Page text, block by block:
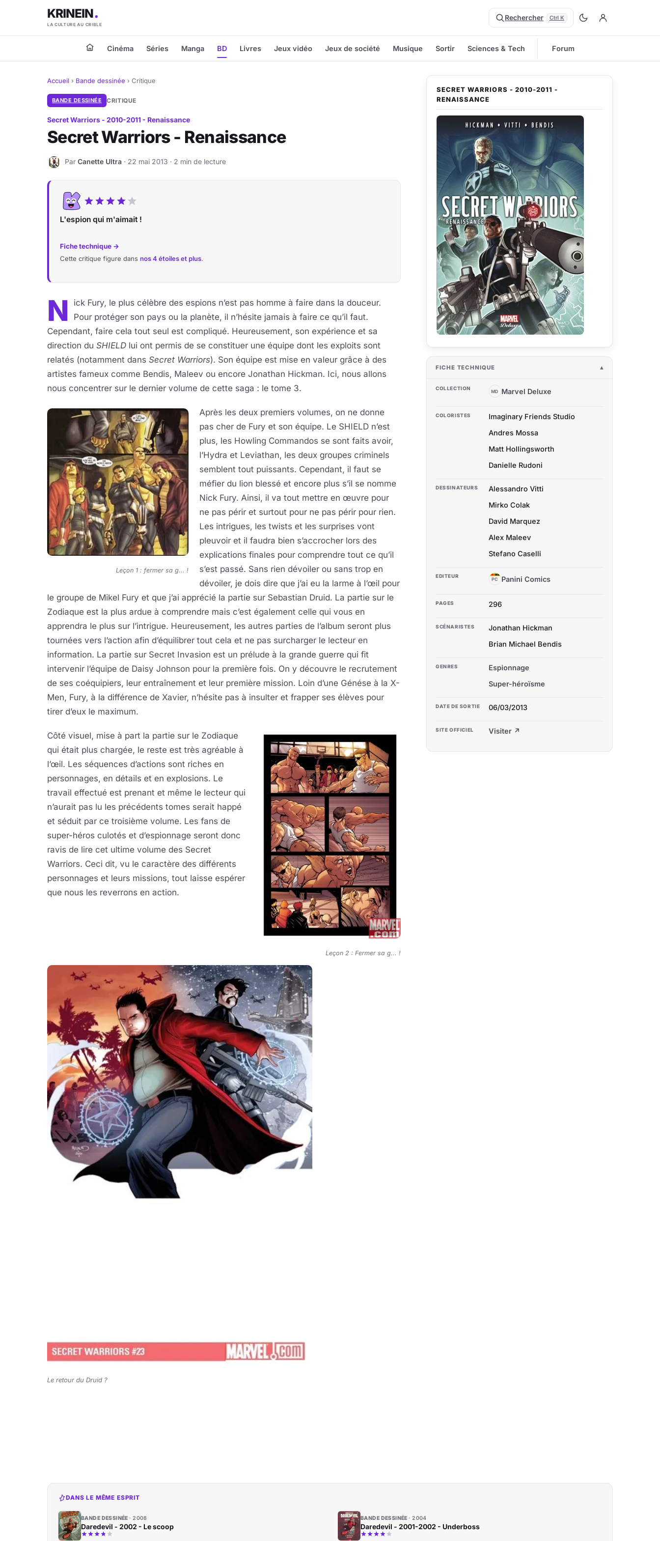
KRINEIN
LA CULTURE AU CRIBLE
Rechercher Ctrl K
Cinéma Séries Manga BD Livres Jeux vidéo Jeux de société Musique Sortir Sciences & Tech Forum
Accueil › Bande dessinée › Critique
BANDE DESSINÉE CRITIQUE
Secret Warriors - 2010-2011 - Renaissance
Secret Warriors - Renaissance
C Par Canette Ultra · 22 mai 2013 · 2 min de lecture
L'espion qui m'aimait !
Fiche technique →
Cette critique figure dans nos 4 étoiles et plus.
N
ick Fury, le plus célèbre des espions n’est pas homme à faire dans la douceur.
Pour protéger son pays ou la planète, il n’hésite jamais à faire ce qu’il faut.
Cependant, faire cela tout seul est compliqué. Heureusement, son expérience et sa
direction du SHIELD lui ont permis de se constituer une équipe dont les exploits sont
relatés (notamment dans Secret Warriors). Son équipe est mise en valeur grâce à des
artistes fameux comme Bendis, Maleev ou encore Jonathan Hickman. Ici, nous allons
nous concentrer sur le dernier volume de cette saga : le tome 3.
Leçon 1 : fermer sa g... !
Après les deux premiers volumes, on ne donne
pas cher de Fury et son équipe. Le SHIELD n’est
plus, les Howling Commandos se sont faits avoir,
l’Hydra et Leviathan, les deux groupes criminels
semblent tout puissants. Cependant, il faut se
méfier du lion blessé et encore plus s’il se nomme
Nick Fury. Ainsi, il va tout mettre en œuvre pour
ne pas périr et surtout pour ne pas périr pour rien.
Les intrigues, les twists et les surprises vont
pleuvoir et il faudra bien s’accrocher lors des
explications finales pour comprendre tout ce qu’il
s’est passé. Sans rien dévoiler ou sans trop en
dévoiler, je dois dire que j’ai eu la larme à l’œil pour
le groupe de Mikel Fury et que j’ai apprécié la partie sur Sebastian Druid. La partie sur le
Zodiaque est la plus ardue à comprendre mais c’est également celle qui vous en
apprendra le plus sur l’intrigue. Heureusement, les autres parties de l’album seront plus
tournées vers l’action afin d’équilibrer tout cela et ne pas surcharger le lecteur en
information. La partie sur Secret Invasion est un prélude à la grande guerre qui fit
intervenir l’équipe de Daisy Johnson pour la première fois. On y découvre le recrutement
de ses coéquipiers, leur entraînement et leur première mission. Loin d’une Génése à la X-
Men, Fury, à la différence de Xavier, n’hésite pas à insulter et frapper ses élèves pour
tirer d’eux le maximum.
Leçon 2 : Fermer sa g... !
Côté visuel, mise à part la partie sur le Zodiaque
qui était plus chargée, le reste est très agréable à
l’œil. Les séquences d’actions sont riches en
personnages, en détails et en explosions. Le
travail effectué est prenant et même le lecteur qui
n’aurait pas lu les précédents tomes serait happé
et séduit par ce troisième volume. Les fans de
super-héros culotés et d’espionnage seront donc
ravis de lire cet ultime volume des Secret
Warriors. Ceci dit, vu le caractère des différents
personnages et leurs missions, tout laisse espérer
que nous les reverrons en action.
Le retour du Druid ?
SECRET WARRIORS - 2010-2011 -
RENAISSANCE
FICHE TECHNIQUE
COLLECTION MD Marvel Deluxe
COLORISTES
Imaginary Friends Studio
Andres Mossa
Matt Hollingsworth
Danielle Rudoni
DESSINATEURS
Alessandro Vitti
Mirko Colak
David Marquez
Alex Maleev
Stefano Caselli
EDITEUR PC Panini Comics
PAGES 296
SCÉNARISTES
Jonathan Hickman
Brian Michael Bendis
GENRES
Espionnage
Super-héroïsme
DATE DE SORTIE 06/03/2013
SITE OFFICIEL Visiter ↗
DANS LE MÊME ESPRIT
BANDE DESSINÉE 2008
Daredevil - 2002 - Le scoop
BANDE DESSINÉE 2004
Daredevil - 2001-2002 - Underboss